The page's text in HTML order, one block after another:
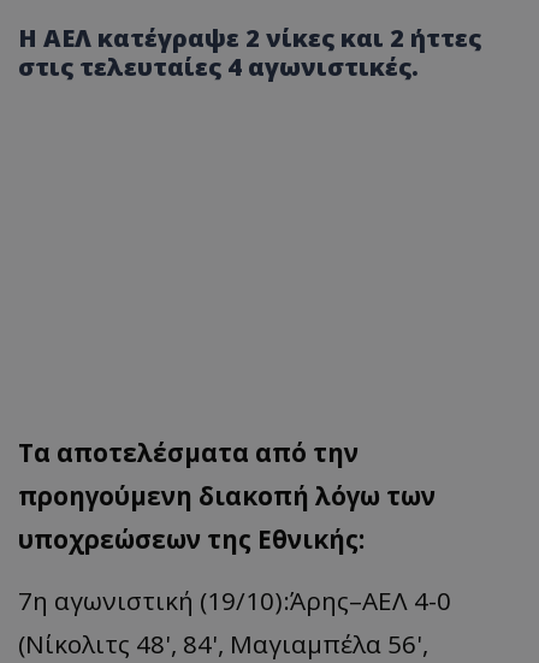
Η ΑΕΛ κατέγραψε 2 νίκες και 2 ήττες
στις τελευταίες 4 αγωνιστικές.
Τα αποτελέσματα από την
προηγούμενη διακοπή λόγω των
υποχρεώσεων της Εθνικής:
7η αγωνιστική (19/10):Άρης–ΑΕΛ 4-0
(Νίκολιτς 48', 84', Μαγιαμπέλα 56',